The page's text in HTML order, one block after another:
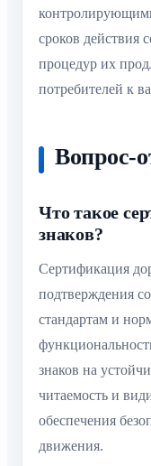
сроков действия
процедур их
потребителей к
Вопрос-
Что такое
знаков?
Сертификация
подтверждения
стандартам и
знаков на
читаемость и
обеспечения
движения.